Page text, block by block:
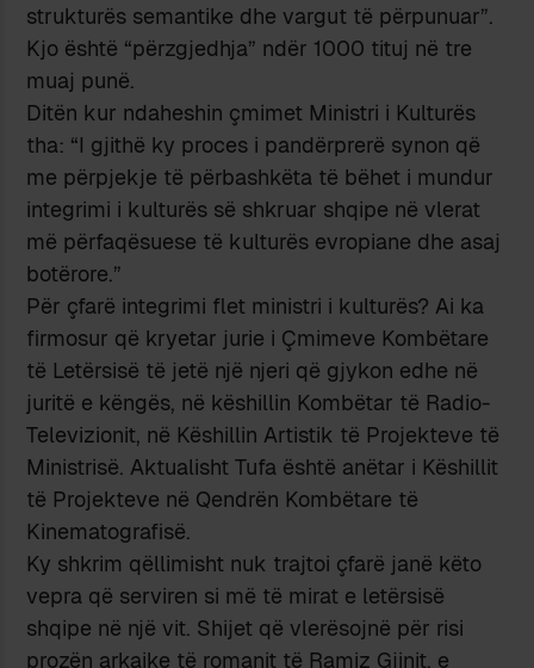
strukturës semantike dhe vargut të përpunuar”.
Kjo është “përzgjedhja” ndër 1000 tituj në tre
muaj punë.
Ditën kur ndaheshin çmimet Ministri i Kulturës
tha: “I gjithë ky proces i pandërprerë synon që
me përpjekje të përbashkëta të bëhet i mundur
integrimi i kulturës së shkruar shqipe në vlerat
më përfaqësuese të kulturës evropiane dhe asaj
botërore.”
Për çfarë integrimi flet ministri i kulturës? Ai ka
firmosur që kryetar jurie i Çmimeve Kombëtare
të Letërsisë të jetë një njeri që gjykon edhe në
juritë e këngës, në këshillin Kombëtar të Radio-
Televizionit, në Këshillin Artistik të Projekteve të
Ministrisë. Aktualisht Tufa është anëtar i Këshillit
të Projekteve në Qendrën Kombëtare të
Kinematografisë.
Ky shkrim qëllimisht nuk trajtoi çfarë janë këto
vepra që serviren si më të mirat e letërsisë
shqipe në një vit. Shijet që vlerësojnë për risi
prozën arkaike të romanit të Ramiz Gjinit, e